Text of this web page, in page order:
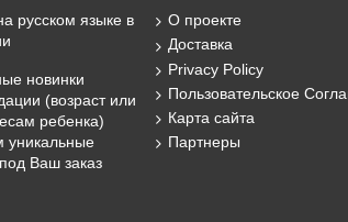
русском языке в
новинки
(возраст или
ребенка)
уникальные
Ваш заказ
О проекте
Доставка
Privacy Policy
Пользовательское
Карта сайта
Партнеры